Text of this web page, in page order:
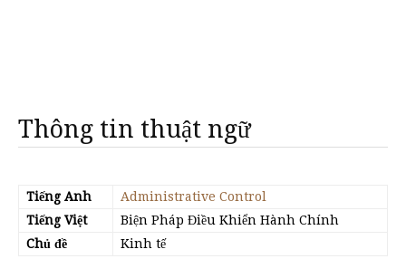
Thông tin thuật ngữ
Tiếng Anh
Administrative Control
Tiếng Việt
Biện Pháp Điều Khiển Hành Chính
Chủ đề
Kinh tế